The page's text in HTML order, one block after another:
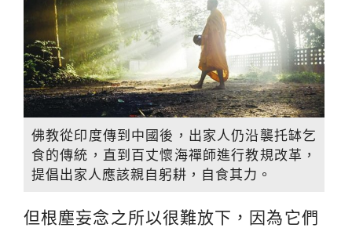
佛教從印度傳到中國後，出家人仍沿襲托缽乞
食的傳統，直到百丈懷海禪師進行教規改革，
提倡出家人應該親自躬耕，自食其力。
但根塵妄念之所以很難放下，因為它們